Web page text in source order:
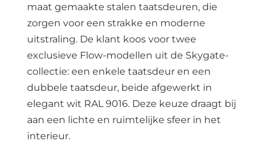
maat gemaakte stalen taatsdeuren, die
zorgen voor een strakke en moderne
uitstraling. De klant koos voor twee
exclusieve Flow-modellen uit de Skygate-
collectie: een enkele taatsdeur en een
dubbele taatsdeur, beide afgewerkt in
elegant wit RAL 9016. Deze keuze draagt bij
aan een lichte en ruimtelijke sfeer in het
interieur.